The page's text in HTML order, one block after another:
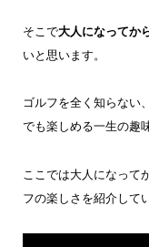
そこで大人になってか
いと思います。
ゴルフを全く知らない
でも楽しめる一生の趣
ここでは大人になって
フの楽しさを紹介して